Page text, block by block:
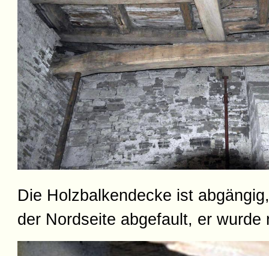
Die Holzbalkendecke ist
der Nordseite abgefault, er wurde